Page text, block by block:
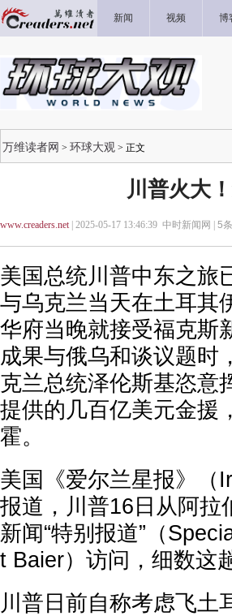
新闻 视频 博
万维读者网 > 环球大观 > 正文
川普火大
www.creaders.net| 2025-05-17 13:46:39 中时新闻网 | 5
美国总统川普中东之旅
与乌克兰当天在土耳其
华府当晚就接受福克斯
成果与俄乌和谈议题时
克兰总统泽伦斯基恣意
提供的几百亿美元金援
霍。
美国《爱尔兰星报》（
报道，川普16日从阿拉
新闻“特别报道”（
t Baier）访问，细数这
川普日前自称考虑飞土